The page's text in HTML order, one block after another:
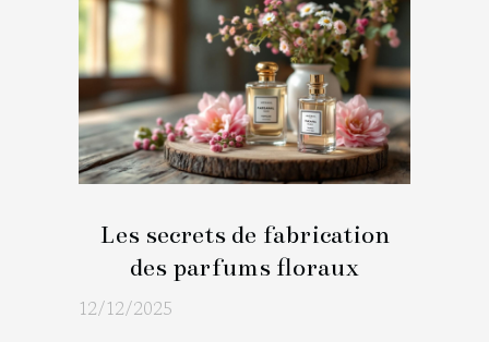
Les secrets de fabrication
des parfums floraux
12/12/2025